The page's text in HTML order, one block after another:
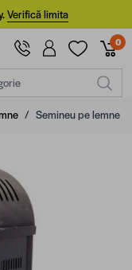
Verifică limita
0
/ Semineu pe lemne